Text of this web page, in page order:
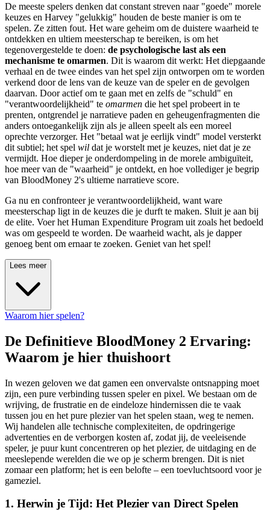
De meeste spelers denken dat constant streven naar "goede" morele
keuzes en Harvey "gelukkig" houden de beste manier is om te
spelen. Ze zitten fout. Het ware geheim om de duistere waarheid te
ontdekken en ultiem meesterschap te bereiken, is om het
tegenovergestelde te doen: de psychologische last als een
mechanisme te omarmen. Dit is waarom dit werkt: Het diepgaande
verhaal en de twee eindes van het spel zijn ontworpen om te worden
verkend door de lens van de keuze van de speler en de gevolgen
daarvan. Door actief om te gaan met en zelfs de "schuld" en
"verantwoordelijkheid" te omarmen die het spel probeert in te
prenten, ontgrendel je narratieve paden en geheugenfragmenten die
anders ontoegankelijk zijn als je alleen speelt als een moreel
oprechte verzorger. Het "betaal wat je eerlijk vindt" model versterkt
dit subtiel; het spel wil dat je worstelt met je keuzes, niet dat je ze
vermijdt. Hoe dieper je onderdompeling in de morele ambiguïteit,
hoe meer van de "waarheid" je ontdekt, en hoe vollediger je begrip
van BloodMoney 2's ultieme narratieve score.
Ga nu en confronteer je verantwoordelijkheid, want ware
meesterschap ligt in de keuzes die je durft te maken. Sluit je aan bij
de elite. Voer het Human Expenditure Program uit zoals het bedoeld
was om gespeeld te worden. De waarheid wacht, als je dapper
genoeg bent om ernaar te zoeken. Geniet van het spel!
Lees meer
Waarom hier spelen?
De Definitieve BloodMoney 2 Ervaring:
Waarom je hier thuishoort
In wezen geloven we dat gamen een onvervalste ontsnapping moet
zijn, een pure verbinding tussen speler en pixel. We bestaan om de
wrijving, de frustratie en de eindeloze hindernissen die te vaak
tussen jou en het pure plezier van het spelen staan, weg te nemen.
Wij handelen alle technische complexiteiten, de opdringerige
advertenties en de verborgen kosten af, zodat jij, de veeleisende
speler, je puur kunt concentreren op het plezier, de uitdaging en de
meeslepende werelden die we op je scherm brengen. Dit is niet
zomaar een platform; het is een belofte – een toevluchtsoord voor je
gameziel.
1. Herwin je Tijd: Het Plezier van Direct Spelen